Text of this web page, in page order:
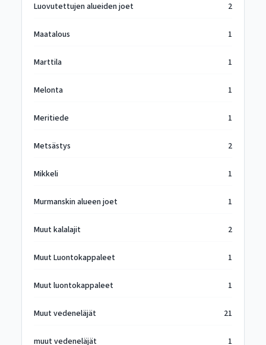
Luovutettujen alueiden joet 2
Maatalous 1
Marttila 1
Melonta 1
Meritiede 1
Metsästys 2
Mikkeli 1
Murmanskin alueen joet 1
Muut kalalajit 2
Muut Luontokappaleet 1
Muut luontokappaleet 1
Muut vedeneläjät 21
muut vedeneläjät 1